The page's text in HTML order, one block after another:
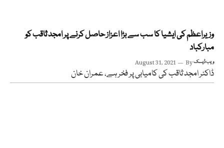
وزیراعظم کی ایشیا کا سب سے بڑا اعزاز حاصل کرنے پر امجد ثاقب کو
مبارکباد
August 31, 2021 Byویب ڈیسک
ڈاکٹر امجد ثاقب کی کامیابی پر فخر ہے، عمران خان